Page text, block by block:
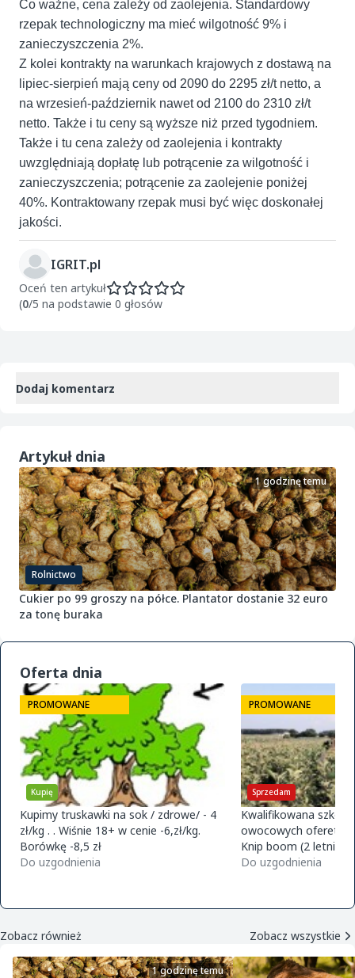
Co ważne, cena zależy od zaolejenia. Standardowy
rzepak technologiczny ma mieć wilgotność 9% i
zanieczyszczenia 2%.
Z kolei kontrakty na warunkach krajowych z dostawą na
lipiec-sierpień mają ceny od 2090 do 2295 zł/t netto, a
na wrzesień-październik nawet od 2100 do 2310 zł/t
netto. Także i tu ceny są wyższe niż przed tygodniem.
Także i tu cena zależy od zaolejenia i kontrakty
uwzględniają dopłatę lub potrącenie za wilgotność i
zanieczyszczenia; potrącenie za zaolejenie poniżej
40%. Kontraktowany rzepak musi być więc doskonałej
jakości.
IGRIT.pl
Oceń ten artykuł
(0/5 na podstawie 0 głosów
Dodaj komentarz
Artykuł dnia
Rolnictwo
1 godzinę temu
Cukier po 99 groszy na półce. Plantator dostanie 32 euro
za tonę buraka
Oferta dnia
Kupię
PROMOWANE
Kupimy truskawki na sok / zdrowe/ - 4
zł/kg . . Wiśnie 18+ w cenie -6,zł/kg.
Borówkę -8,5 zł
Do uzgodnienia
Sprzedam
PROMOWANE
Kwalifikowana
owocowych ofereta
Knip boom (2 letnie)
golden m9 -jeronimo
Do uzgodnienia
Zobacz również Zobacz wszystkie
1 godzinę temu